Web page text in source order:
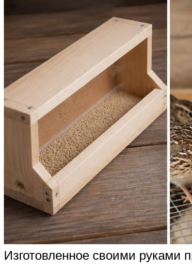
Изготовленное своими